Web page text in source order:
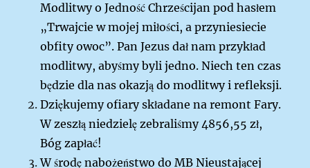
Modlitwy o Jedność Chrześcijan pod hasłem
„Trwajcie w mojej miłości, a przyniesiecie
obfity owoc”. Pan Jezus dał nam przykład
modlitwy, abyśmy byli jedno. Niech ten czas
będzie dla nas okazją do modlitwy i refleksji.
Dziękujemy ofiary składane na remont Fary.
W zeszłą niedzielę zebraliśmy 4856,55 zł,
Bóg zapłać!
W środę nabożeństwo do MB Nieustającej